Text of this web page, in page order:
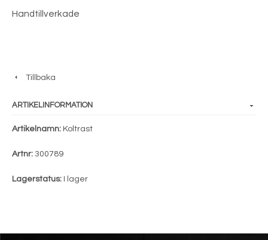
Handtillverkade
Tillbaka
ARTIKELINFORMATION
Artikelnamn: Koltrast
Artnr: 300789
Lagerstatus: I lager